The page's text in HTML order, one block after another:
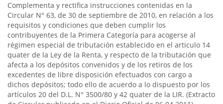
Complementa y rectifica instrucciones contenidas en la
Circular N° 63, de 30 de septiembre de 2010, en relación a los
requisitos y condiciones que deben cumplir los
contribuyentes de la Primera Categoría para acogerse al
régimen especial de tributación establecido en el articulo 14
quater de la Ley de la Renta, y respecto de la tributación que
afecta a los depósitos convenidos y de los retiros de los
excedentes de libre disposición efectuados con cargo a
dichos depósitos; todo ello de acuerdo a lo dispuesto por los
artículos 20 del D.L. N° 3500/80 y 42 quater de la LIR. (Extracto